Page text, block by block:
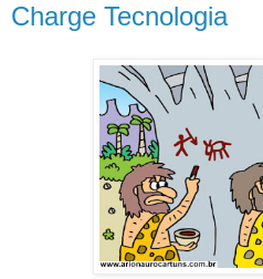
Charge Tecnologia